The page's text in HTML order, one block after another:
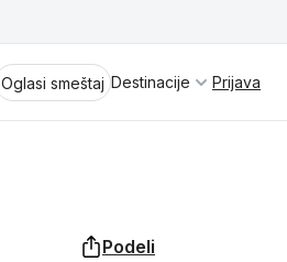
Oglasi smeštaj Destinacije Prijava
Podeli